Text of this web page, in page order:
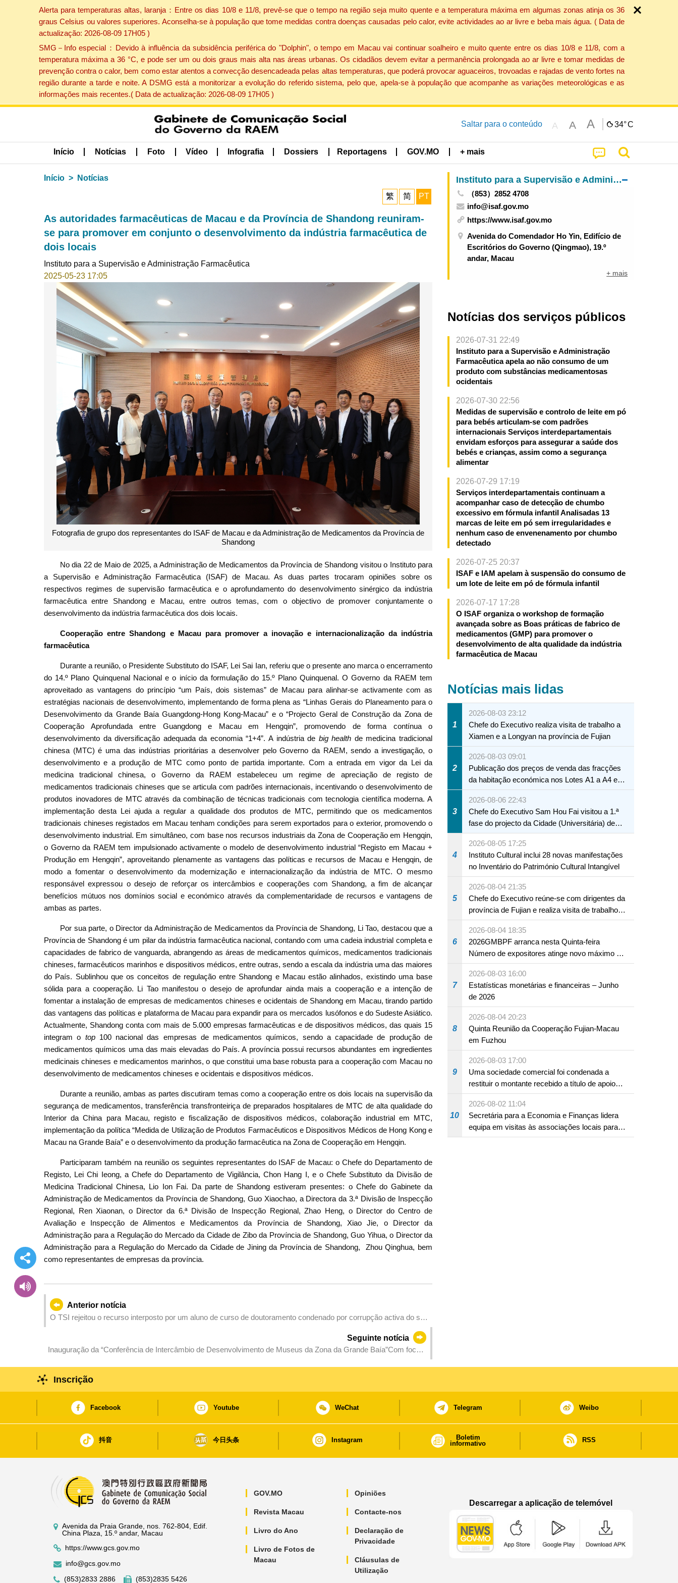
Alerta para temperaturas altas, laranja：Entre os dias 10/8 e 11/8, prevê-se que o tempo na região seja muito quente e a temperatura máxima em algumas zonas atinja os 36
graus Celsius ou valores superiores. Aconselha-se à população que tome medidas contra doenças causadas pelo calor, evite actividades ao ar livre e beba mais água. ( Data de
actualização: 2026-08-09 17H05 )
SMG－Info especial：Devido à influência da subsidência periférica do "Dolphin", o tempo em Macau vai continuar soalheiro e muito quente entre os dias 10/8 e 11/8, com a
temperatura máxima a 36 °C, e pode ser um ou dois graus mais alta nas áreas urbanas. Os cidadãos devem evitar a permanência prolongada ao ar livre e tomar medidas de
prevenção contra o calor, bem como estar atentos a convecção desencadeada pelas altas temperaturas, que poderá provocar aguaceiros, trovoadas e rajadas de vento fortes na
região durante a tarde e noite. A DSMG está a monitorizar a evolução do referido sistema, pelo que, apela-se à população que acompanhe as variações meteorológicas e as
informações mais recentes.( Data de actualização: 2026-08-09 17H05 )
Saltar para o conteúdo A A A 34°C
Início Notícias Foto Vídeo Infografia Dossiers Reportagens GOV.MO + mais
Início Notícias
繁 简 PT
As autoridades farmacêuticas de Macau e da Província de Shandong reuniram-
se para promover em conjunto o desenvolvimento da indústria farmacêutica de
dois locais
Instituto para a Supervisão e Administração Farmacêutica
2025-05-23 17:05
Fotografia de grupo dos representantes do ISAF de Macau e da Administração de Medicamentos da Província de
Shandong
No dia 22 de Maio de 2025, a Administração de Medicamentos da Província de Shandong visitou o Instituto para
a Supervisão e Administração Farmacêutica (ISAF) de Macau. As duas partes trocaram opiniões sobre os
respectivos regimes de supervisão farmacêutica e o aprofundamento do desenvolvimento sinérgico da indústria
farmacêutica entre Shandong e Macau, entre outros temas, com o objectivo de promover conjuntamente o
desenvolvimento da indústria farmacêutica dos dois locais.
Cooperação entre Shandong e Macau para promover a inovação e internacionalização da indústria
farmacêutica
Durante a reunião, o Presidente Substituto do ISAF, Lei Sai Ian, referiu que o presente ano marca o encerramento
do 14.º Plano Quinquenal Nacional e o início da formulação do 15.º Plano Quinquenal. O Governo da RAEM tem
aproveitado as vantagens do princípio “um País, dois sistemas” de Macau para alinhar-se activamente com as
estratégias nacionais de desenvolvimento, implementando de forma plena as “Linhas Gerais do Planeamento para o
Desenvolvimento da Grande Baía Guangdong-Hong Kong-Macau” e o “Projecto Geral de Construção da Zona de
Cooperação Aprofundada entre Guangdong e Macau em Hengqin”, promovendo de forma contínua o
desenvolvimento da diversificação adequada da economia “1+4”. A indústria de big health de medicina tradicional
chinesa (MTC) é uma das indústrias prioritárias a desenvolver pelo Governo da RAEM, sendo a investigação, o
desenvolvimento e a produção de MTC como ponto de partida importante. Com a entrada em vigor da Lei da
medicina tradicional chinesa, o Governo da RAEM estabeleceu um regime de apreciação de registo de
medicamentos tradicionais chineses que se articula com padrões internacionais, incentivando o desenvolvimento de
produtos inovadores de MTC através da combinação de técnicas tradicionais com tecnologia científica moderna. A
implementação desta Lei ajuda a regular a qualidade dos produtos de MTC, permitindo que os medicamentos
tradicionais chineses registados em Macau tenham condições para serem exportados para o exterior, promovendo o
desenvolvimento industrial. Em simultâneo, com base nos recursos industriais da Zona de Cooperação em Hengqin,
o Governo da RAEM tem impulsionado activamente o modelo de desenvolvimento industrial “Registo em Macau +
Produção em Hengqin”, aproveitando plenamente as vantagens das políticas e recursos de Macau e Hengqin, de
modo a fomentar o desenvolvimento da modernização e internacionalização da indústria de MTC. O mesmo
responsável expressou o desejo de reforçar os intercâmbios e cooperações com Shandong, a fim de alcançar
benefícios mútuos nos domínios social e económico através da complementaridade de recursos e vantagens de
ambas as partes.
Por sua parte, o Director da Administração de Medicamentos da Província de Shandong, Li Tao, destacou que a
Província de Shandong é um pilar da indústria farmacêutica nacional, contando com uma cadeia industrial completa e
capacidades de fabrico de vanguarda, abrangendo as áreas de medicamentos químicos, medicamentos tradicionais
chineses, farmacêuticos marinhos e dispositivos médicos, entre outras, sendo a escala da indústria uma das maiores
do País. Sublinhou que os conceitos de regulação entre Shandong e Macau estão alinhados, existindo uma base
sólida para a cooperação. Li Tao manifestou o desejo de aprofundar ainda mais a cooperação e a intenção de
fomentar a instalação de empresas de medicamentos chineses e ocidentais de Shandong em Macau, tirando partido
das vantagens das políticas e plataforma de Macau para expandir para os mercados lusófonos e do Sudeste Asiático.
Actualmente, Shandong conta com mais de 5.000 empresas farmacêuticas e de dispositivos médicos, das quais 15
integram o top100 nacional das empresas de medicamentos químicos, sendo a capacidade de produção de
medicamentos químicos uma das mais elevadas do País. A província possui recursos abundantes em ingredientes
medicinais chineses e medicamentos marinhos, o que constitui uma base robusta para a cooperação com Macau no
desenvolvimento de medicamentos chineses e ocidentais e dispositivos médicos.
Durante a reunião, ambas as partes discutiram temas como a cooperação entre os dois locais na supervisão da
segurança de medicamentos, transferência transfronteiriça de preparados hospitalares de MTC de alta qualidade do
Interior da China para Macau, registo e fiscalização de dispositivos médicos, colaboração industrial em MTC,
implementação da política “Medida de Utilização de Produtos Farmacêuticos e Dispositivos Médicos de Hong Kong e
Macau na Grande Baía” e o desenvolvimento da produção farmacêutica na Zona de Cooperação em Hengqin.
Participaram também na reunião os seguintes representantes do ISAF de Macau: o Chefe do Departamento de
Registo, Lei Chi Ieong, a Chefe do Departamento de Vigilância, Chon Hang I, e o Chefe Substituto da Divisão de
Medicina Tradicional Chinesa, Lio Ion Fai. Da parte de Shandong estiveram presentes: o Chefe do Gabinete da
Administração de Medicamentos da Província de Shandong, Guo Xiaochao, a Directora da 3.ª Divisão de Inspecção
Regional, Ren Xiaonan, o Director da 6.ª Divisão de Inspecção Regional, Zhao Heng, o Director do Centro de
Avaliação e Inspecção de Alimentos e Medicamentos da Província de Shandong, Xiao Jie, o Director da
Administração para a Regulação do Mercado da Cidade de Zibo da Província de Shandong, Guo Yihua, o Director da
Administração para a Regulação do Mercado da Cidade de Jining da Província de Shandong, Zhou Qinghua, bem
como representantes de empresas da província.
Anterior notícia
O TSI rejeitou o recurso interposto por um aluno de curso de doutoramento condenado por corrupção activa do seu
Seguinte notícia
Inauguração da “Conferência de Intercâmbio de Desenvolvimento de Museus da Zona da Grande Baía”Com foco
Instituto para a Supervisão e Administração Farmacêutica
（853）2852 4708
info@isaf.gov.mo
https://www.isaf.gov.mo
Avenida do Comendador Ho Yin, Edifício de
Escritórios do Governo (Qingmao), 19.º
andar, Macau
+ mais
Notícias dos serviços públicos
2026-07-31 22:49
Instituto para a Supervisão e Administração
Farmacêutica apela ao não consumo de um
produto com substâncias medicamentosas
ocidentais
2026-07-30 22:56
Medidas de supervisão e controlo de leite em pó
para bebés articulam-se com padrões
internacionais Serviços interdepartamentais
envidam esforços para assegurar a saúde dos
bebés e crianças, assim como a segurança
alimentar
2026-07-29 17:19
Serviços interdepartamentais continuam a
acompanhar caso de detecção de chumbo
excessivo em fórmula infantil Analisadas 13
marcas de leite em pó sem irregularidades e
nenhum caso de envenenamento por chumbo
detectado
2026-07-25 20:37
ISAF e IAM apelam à suspensão do consumo de
um lote de leite em pó de fórmula infantil
2026-07-17 17:28
O ISAF organiza o workshop de formação
avançada sobre as Boas práticas de fabrico de
medicamentos (GMP) para promover o
desenvolvimento de alta qualidade da indústria
farmacêutica de Macau
Notícias mais lidas
1
2026-08-03 23:12
Chefe do Executivo realiza visita de trabalho a
Xiamen e a Longyan na província de Fujian
2
2026-08-03 09:01
Publicação dos preços de venda das fracções
da habitação económica nos Lotes A1 a A4 e
A12 da Zona A dos Novos Aterros
3
2026-08-06 22:43
Chefe do Executivo Sam Hou Fai visitou a 1.ª
fase do projecto da Cidade (Universitária) de
Educação Internacional de Macau e Hengqin
4
2026-08-05 17:25
Instituto Cultural inclui 28 novas manifestações
no Inventário do Património Cultural Intangível
5
2026-08-04 21:35
Chefe do Executivo reúne-se com dirigentes da
província de Fujian e realiza visita de trabalho
em Fuzhou
6
2026-08-04 18:35
2026GMBPF arranca nesta Quinta-feira
Número de expositores atinge novo máximo em
18 anos
7
2026-08-03 16:00
Estatísticas monetárias e financeiras – Junho
de 2026
8
2026-08-04 20:23
Quinta Reunião da Cooperação Fujian-Macau
em Fuzhou
9
2026-08-03 17:00
Uma sociedade comercial foi condenada a
restituir o montante recebido a título de apoio
pecuniário para combater a epidemia de 2022,
por não ter sido provado que reunia os
requisitos para a sua atribuição
10
2026-08-02 11:04
Secretária para a Economia e Finanças lidera
equipa em visitas às associações locais para
consolidar consensos e promover os trabalhos
Inscrição
Facebook Youtube WeChat Telegram Weibo
抖音 今日头条 Instagram
Boletim
informativo
RSS
Avenida da Praia Grande, nos. 762-804, Edif.
China Plaza, 15.º andar, Macau
https://www.gcs.gov.mo
info@gcs.gov.mo
(853)2833 2886
(853)2835 5426
GOV.MO
Revista Macau
Livro do Ano
Livro de Fotos de
Macau
Opiniões
Contacte-nos
Declaração de
Privacidade
Cláusulas de
Utilização
Descarregar a aplicação de telemóvel